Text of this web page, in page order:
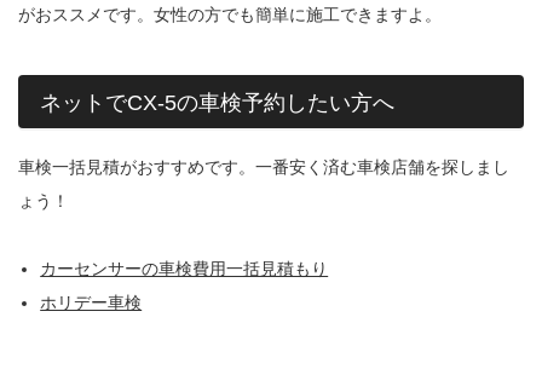
がおススメです。女性の方でも簡単に施工できますよ。
ネットでCX-5の車検予約したい方へ
車検一括見積がおすすめです。一番安く済む車検店舗を探しまし
ょう！
カーセンサーの車検費用一括見積もり
ホリデー車検